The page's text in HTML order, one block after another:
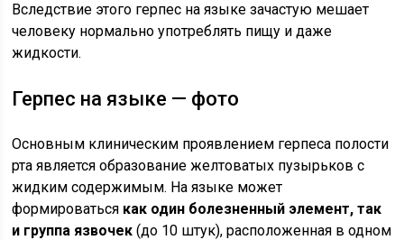
Вследствие этого герпес на языке зачастую мешает
человеку нормально употреблять пищу и даже
жидкости.
Герпес на языке — фото
Основным клиническим проявлением герпеса полости
рта является образование желтоватых пузырьков с
жидким содержимым. На языке может
формироваться как один болезненный элемент, так
и группа язвочек (до 10 штук), расположенная в одном